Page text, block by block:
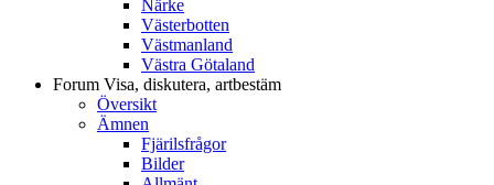
Närke
Västerbotten
Västmanland
Västra Götaland
Forum Visa, diskutera, artbestäm
Översikt
Ämnen
Fjärilsfrågor
Bilder